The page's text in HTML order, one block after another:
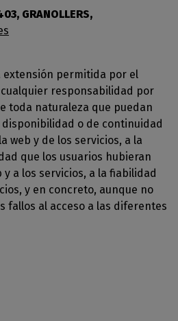
GRANOLLERS,
extensión permitida por el
responsabilidad por
toda naturaleza que puedan
o de continuidad
web y de los servicios, a la
que los usuarios hubieran
a los servicios, a la fiabilidad
y en concreto, aunque no
fallos al acceso a las diferentes